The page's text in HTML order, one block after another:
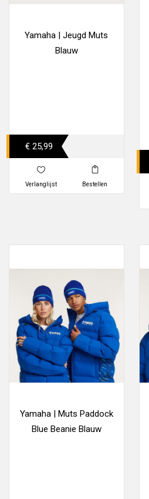
Yamaha | Jeugd Muts
Blauw
€ 25,99
Verlanglijst Bestellen
Yamaha | Muts Paddock
Blue Beanie Blauw